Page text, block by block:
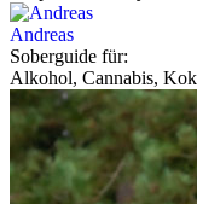
Andreas
Soberguide für:
Alkohol, Cannabis,